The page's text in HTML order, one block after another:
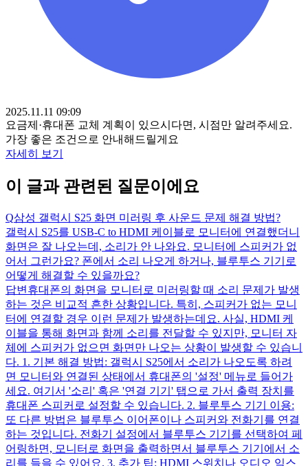
2025.11.11 09:09
요금제·휴대폰 교체 계획이 있으시다면, 시점만 알려주세요.
가장 좋은 조건으로 안내해드릴게요
자세히 보기
이 글과 관련된 질문이에요
Q삼성 갤럭시 S25 화면 미러링 후 사운드 문제 해결 방법?
갤럭시 S25를 USB-C to HDMI 케이블로 모니터에 연결했더니
화면은 잘 나오는데, 소리가 안 나와요. 모니터에 스피커가 없
어서 그런가요? 폰에서 소리 나오게 하거나, 블루투스 기기로
어떻게 해결할 수 있을까요?
답변 휴대폰의 화면을 모니터로 미러링할 때 소리 문제가 발생
하는 것은 비교적 흔한 상황입니다. 특히, 스피커가 없는 모니
터에 연결할 경우 이런 문제가 발생하는데요. 사실, HDMI 케
이블을 통해 화면과 함께 소리를 전달할 수 있지만, 모니터 자
체에 스피커가 없으면 화면만 나오는 상황이 발생할 수 있습니
다. 1. 기본 해결 방법: 갤럭시 S25에서 소리가 나오도록 하려
면 모니터와 연결된 상태에서 휴대폰의 '설정' 메뉴로 들어가
세요. 여기서 '소리' 혹은 '연결 기기' 탭으로 가서 출력 장치를
휴대폰 스피커로 설정할 수 있습니다. 2. 블루투스 기기 이용:
또 다른 방법은 블루투스 이어폰이나 스피커와 전화기를 연결
하는 것입니다. 전화기 설정에서 블루투스 기기를 선택하여 페
어링하면, 모니터로 화면을 출력하면서 블루투스 기기에서 소
리를 들을 수 있어요. 3. 추가 팁: HDMI 스위치나 오디오 익스